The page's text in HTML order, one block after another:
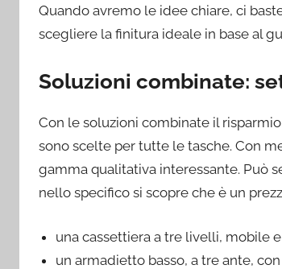
Quando avremo le idee chiare, ci
scegliere la finitura ideale in base al
Soluzioni combinate:
Con le soluzioni combinate il
sono scelte per tutte le tasche. Con
gamma qualitativa interessante. Può
nello specifico si scopre che è un
una cassettiera a tre livelli, mobile
un armadietto basso, a tre ante,